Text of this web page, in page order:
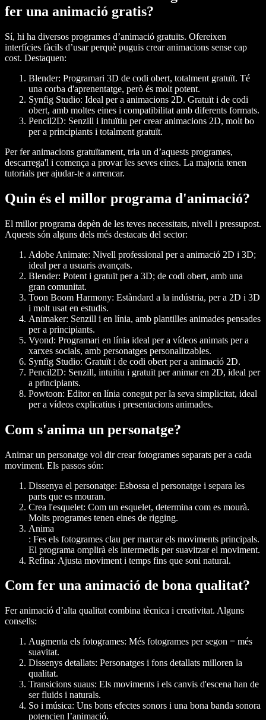
fer una animació gratis?
Sí, hi ha diversos programes d’animació gratuïts. Ofereixen
interfícies fàcils d’usar perquè puguis crear animacions sense cap
cost. Destaquen:
Blender: Programari 3D de codi obert, totalment gratuït. Té
una corba d'aprenentatge, però és molt potent.
Synfig Studio: Ideal per a animacions 2D. Gratuït i de codi
obert, amb moltes eines i compatibilitat amb diferents formats.
Pencil2D: Senzill i intuïtiu per crear animacions 2D, molt bo
per a principiants i totalment gratuït.
Per fer animacions gratuïtament, tria un d’aquests programes,
descarrega'l i comença a provar les seves eines. La majoria tenen
tutorials per ajudar-te a arrencar.
Quin és el millor programa d'animació?
El millor programa depèn de les teves necessitats, nivell i pressupost.
Aquests són alguns dels més destacats del sector:
Adobe Animate: Nivell professional per a animació 2D i 3D;
ideal per a usuaris avançats.
Blender: Potent i gratuït per a 3D; de codi obert, amb una
gran comunitat.
Toon Boom Harmony: Estàndard a la indústria, per a 2D i 3D
i molt usat en estudis.
Animaker: Senzill i en línia, amb plantilles animades pensades
per a principiants.
Vyond: Programari en línia ideal per a vídeos animats per a
xarxes socials, amb personatges personalitzables.
Synfig Studio: Gratuït i de codi obert per a animació 2D.
Pencil2D: Senzill, intuïtiu i gratuït per animar en 2D, ideal per
a principiants.
Powtoon: Editor en línia conegut per la seva simplicitat, ideal
per a vídeos explicatius i presentacions animades.
Com s'anima un personatge?
Animar un personatge vol dir crear fotogrames separats per a cada
moviment. Els passos són:
Dissenya el personatge: Esbossa el personatge i separa les
parts que es mouran.
Crea l'esquelet: Com un esquelet, determina com es mourà.
Molts programes tenen eines de rigging.
Anima
: Fes els fotogrames clau per marcar els moviments principals.
El programa omplirà els intermedis per suavitzar el moviment.
Refina: Ajusta moviment i temps fins que soni natural.
Com fer una animació de bona qualitat?
Fer animació d’alta qualitat combina tècnica i creativitat. Alguns
consells:
Augmenta els fotogrames: Més fotogrames per segon = més
suavitat.
Dissenys detallats: Personatges i fons detallats milloren la
qualitat.
Transicions suaus: Els moviments i els canvis d'escena han de
ser fluids i naturals.
So i música: Uns bons efectes sonors i una bona banda sonora
potencien l’animació.